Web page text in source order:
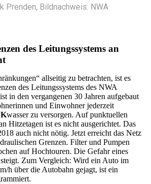
Prenden, Bildnachweis: NWA
des Leitungssystems an
allseitig zu betrachten, ist es
des Leitungssystems des NWA
in den vergangenen 30 Jahren aufgebaut
und Einwohner jederzeit
wasser zu versorgen. Auf punktuellen
Hitzetagen ist es nicht ausgerichtet. Das
auch nicht nötig. Jetzt erreicht das Netz
Grenzen. Filter und Pumpen
auf Hochtouren. Die Gefahr eines
Zum Vergleich: Wird ein Auto im
h über die Autobahn gejagt, ist ein